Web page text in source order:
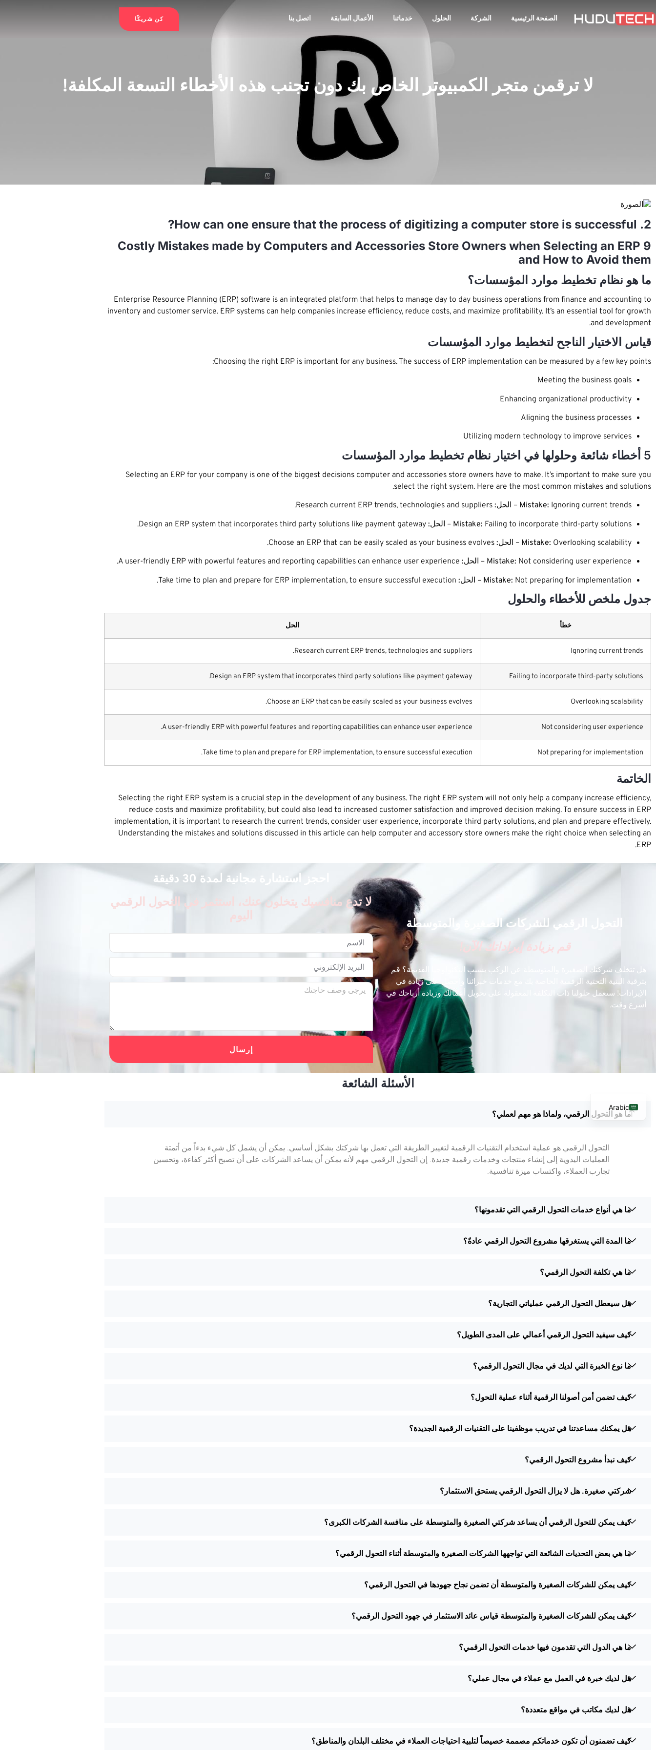
الصفحة الرئيسية الشركة الحلول خدماتنا الأعمال السابقة اتصل بنا كن شريكًا
لا ترقمن متجر الكمبيوتر الخاص بك دون تجنب هذه الأخطاء التسعة المكلفة!
2. How can one ensure that the process of digitizing a computer store is successful?
9 Costly Mistakes made by Computers and Accessories Store Owners when Selecting an ERP
and How to Avoid them
ما هو نظام تخطيط موارد المؤسسات؟
Enterprise Resource Planning (ERP) software is an integrated platform that helps to manage day to day business operations from finance and accounting to
inventory and customer service. ERP systems can help companies increase efficiency, reduce costs, and maximize profitability. It’s an essential tool for growth
and development.
قياس الاختيار الناجح لتخطيط موارد المؤسسات
Choosing the right ERP is important for any business. The success of ERP implementation can be measured by a few key points:
Meeting the business goals
Enhancing organizational productivity
Aligning the business processes
Utilizing modern technology to improve services
5 أخطاء شائعة وحلولها في اختيار نظام تخطيط موارد المؤسسات
Selecting an ERP for your company is one of the biggest decisions computer and accessories store owners have to make. It’s important to make sure you
select the right system. Here are the most common mistakes and solutions.
Mistake: Ignoring current trends – الحل:
Mistake: Failing to incorporate third-party solutions – الحل:
Mistake: Overlooking scalability – الحل:
Mistake: Not considering user experience – الحل:
Mistake: Not preparing for implementation – الحل:
جدول ملخص للأخطاء والحلول
خطأ الحل
Ignoring current trends
Research current ERP trends, technologies and suppliers.
Failing to incorporate third-party solutions
Design an ERP system that incorporates third party solutions like payment gateway.
Overlooking scalability
Choose an ERP that can be easily scaled as your business evolves.
Not considering user experience
A user-friendly ERP with powerful features and reporting capabilities can enhance user experience.
Not preparing for implementation
Take time to plan and prepare for ERP implementation, to ensure successful execution.
الخاتمة
Selecting the right ERP system is a crucial step in the development of any business. The right ERP system will not only help a company increase efficiency,
reduce costs and maximize profitability, but could also lead to increased customer satisfaction and improved decision making. To ensure success in ERP
implementation, it is important to research the current trends, consider user experience, incorporate third party solutions, and plan and prepare effectively.
Understanding the mistakes and solutions discussed in this article can help computer and accessory store owners make the right choice when selecting an
ERP.
التحول الرقمي للشركات الصغيرة والمتوسطة
قم بزيادة إيراداتك الآن!
هل تتخلف شركتك الصغيرة والمتوسطة عن الركب بسبب التكنولوجيا القديمة؟ قم
بترقية البنية التحتية الرقمية الخاصة بك مع خدمات خبرائنا واحصل على زيادة في
الإيرادات! ستعمل حلولنا ذات التكلفة المعقولة على تحويل أعمالك وزيادة أرباحك في
أسرع وقت.
احجز استشارة مجانية لمدة 30 دقيقة
لا تدع منافسيك يتخلون عنك، استثمر في التحول الرقمي
اليوم
إرسال
الأسئلة الشائعة
ما هو التحول الرقمي، ولماذا هو مهم لعملي؟
التحول الرقمي هو عملية استخدام التقنيات الرقمية لتغيير الطريقة التي تعمل بها شركتك بشكل أساسي. يمكن أن يشمل كل شيء بدءاً من أتمتة
العمليات اليدوية إلى إنشاء منتجات وخدمات رقمية جديدة. إن التحول الرقمي مهم لأنه يمكن أن يساعد الشركات على أن تصبح أكثر كفاءة، وتحسين
تجارب العملاء، واكتساب ميزة تنافسية.
ما هي أنواع خدمات التحول الرقمي التي تقدمونها؟
ما المدة التي يستغرقها مشروع التحول الرقمي عادةً؟
ما هي تكلفة التحول الرقمي؟
هل سيعطل التحول الرقمي عملياتي التجارية؟
كيف سيفيد التحول الرقمي أعمالي على المدى الطويل؟
ما نوع الخبرة التي لديك في مجال التحول الرقمي؟
كيف تضمن أمن أصولنا الرقمية أثناء عملية التحول؟
هل يمكنك مساعدتنا في تدريب موظفينا على التقنيات الرقمية الجديدة؟
كيف نبدأ مشروع التحول الرقمي؟
شركتي صغيرة. هل لا يزال التحول الرقمي يستحق الاستثمار؟
كيف يمكن للتحول الرقمي أن يساعد شركتي الصغيرة والمتوسطة على منافسة الشركات الكبرى؟
ما هي بعض التحديات الشائعة التي تواجهها الشركات الصغيرة والمتوسطة أثناء التحول الرقمي؟
كيف يمكن للشركات الصغيرة والمتوسطة أن تضمن نجاح جهودها في التحول الرقمي؟
كيف يمكن للشركات الصغيرة والمتوسطة قياس عائد الاستثمار في جهود التحول الرقمي؟
ما هي الدول التي تقدمون فيها خدمات التحول الرقمي؟
هل لديك خبرة في العمل مع عملاء في مجال عملي؟
هل لديك مكاتب في مواقع متعددة؟
كيف تضمنون أن تكون خدماتكم مصممة خصيصاً لتلبية احتياجات العملاء في مختلف البلدان والمناطق؟
Arabic
Spanish